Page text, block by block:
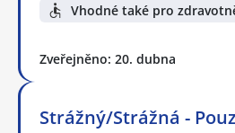
Vhodné také pro
Zveřejněno: 20. dubna
Strážný/Strážná -